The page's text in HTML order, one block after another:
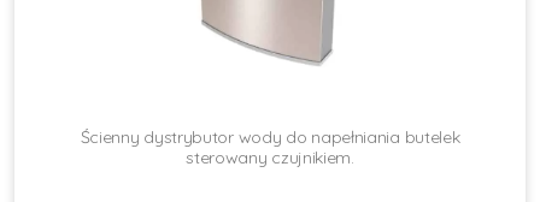
Ścienny dystrybutor wody do napełniania butelek
sterowany czujnikiem.